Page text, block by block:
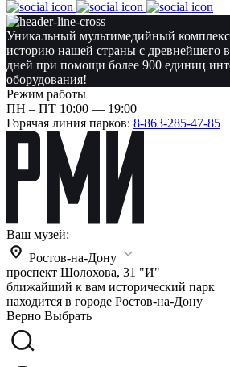
Уникальный мультимедийный комплекс
историю нашей страны с древнейшего
дней при помощи более 900 единиц
оборудования!
Режим работы
ПН – ПТ 10:00 — 19:00
Горячая линия парков: 8-863-285-47-85
Ваш музей:
Ростов-на-Дону
проспект Шолохова, 31 "И"
ближайший к вам исторический парк
находится в городе Ростов-на-Дону
Верно Выбрать